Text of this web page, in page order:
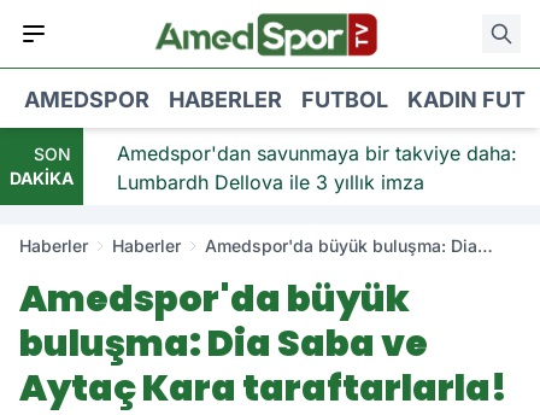
AMEDSPOR HABERLER FUTBOL KADIN
SON
DAKİKA
Amedspor'dan savunmaya bir takviye daha:
Lumbardh Dellova ile 3 yıllık imza
Haberler Haberler
Amedspor'da büyük buluşma: Dia
Amedspor'da büyük
buluşma: Dia Saba ve
Aytaç Kara taraftarlarla!